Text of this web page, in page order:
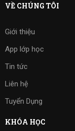
VỀ CHÚNG TÔI
Giới thiệu
App lớp học
Tin tức
Liên hệ
Tuyển Dụng
KHÓA HỌC